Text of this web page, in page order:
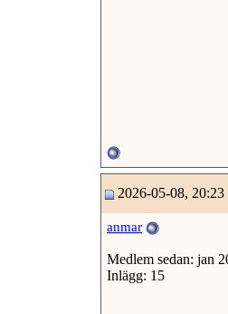
2026-05-08, 20:23
anmar
Medlem sedan: jan
Inlägg: 15